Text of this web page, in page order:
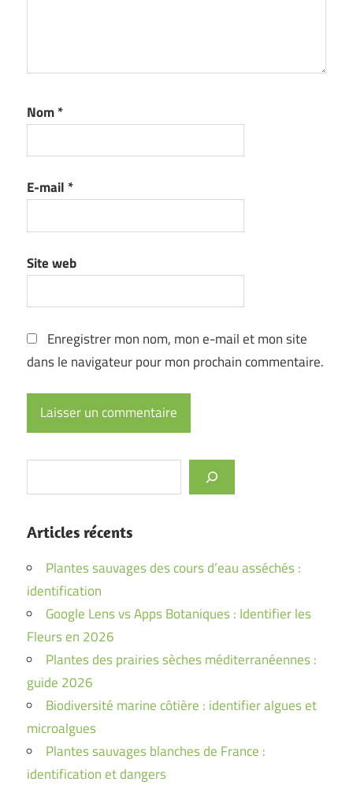
Nom*
E-mail *
Site web
Enregistrer mon nom, mon e-mail et mon site
dans le navigateur pour mon prochain commentaire.
Articles récents
Plantes sauvages des cours d’eau asséchés :
identification
Google Lens vs Apps Botaniques : Identifier les
Fleurs en 2026
Plantes des prairies sèches méditerranéennes :
guide 2026
Biodiversité marine côtière : identifier algues et
microalgues
Plantes sauvages blanches de France :
identification et dangers